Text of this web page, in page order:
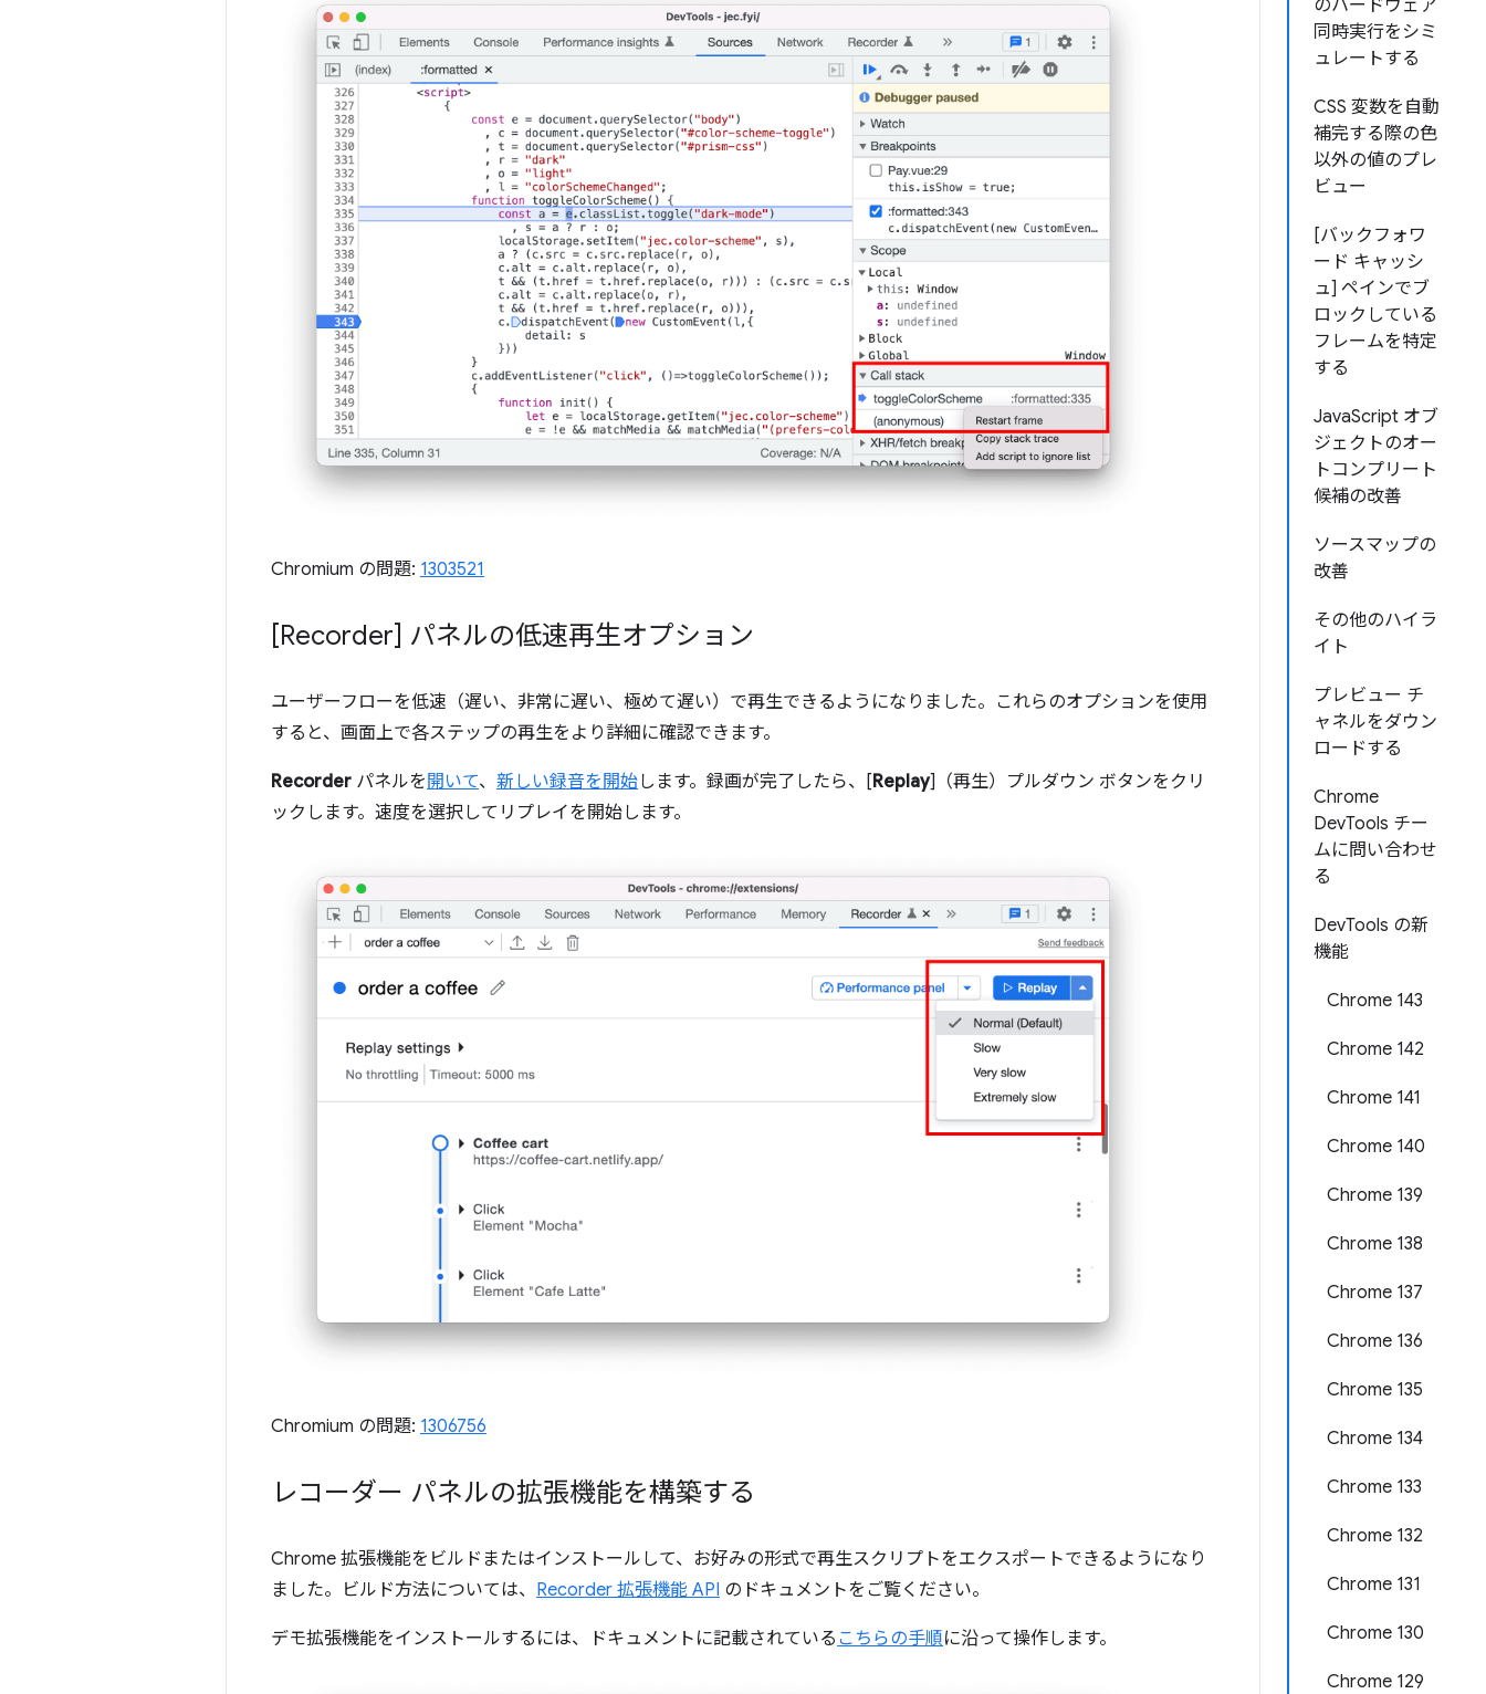
のハードウェア
同時実行をシミ
ュレートする
CSS 変数を自動
補完する際の色
以外の値のプレ
ビュー
[バックフォワ
ード キャッシ
ュ] ペインでブ
ロックしている
フレームを特定
する
JavaScript オブ
ジェクトのオー
トコンプリート
候補の改善
ソースマップの
改善
その他のハイラ
イト
プレビュー チ
ャネルをダウン
ロードする
Chrome
DevTools チー
ムに問い合わせ
る
DevTools の新
機能
Chrome 143
Chrome 142
Chrome 141
Chrome 140
Chrome 139
Chrome 138
Chrome 137
Chrome 136
Chrome 135
Chrome 134
Chrome 133
Chrome 132
Chrome 131
Chrome 130
Chrome 129
Chromium の問題: 1303521
[Recorder] パネルの低速再生オプション
ユーザーフローを低速（遅い、非常に遅い、極めて遅い）で再生できるようになりました。これらのオプションを使用
すると、画面上で各ステップの再生をより詳細に確認できます。
Recorder パネルを 開いて、 新しい録音を開始します。録画が完了したら、[Replay]（再生）プルダウン ボタンをクリ
ックします。速度を選択してリプレイを開始します。
Chromium の問題: 1306756
レコーダー パネルの拡張機能を構築する
Chrome 拡張機能をビルドまたはインストールして、お好みの形式で再生スクリプトをエクスポートできるようになり
ました。ビルド方法については、 Recorder 拡張機能 API のドキュメントをご覧ください。
デモ拡張機能をインストールするには、ドキュメントに記載されている こちらの手順に沿って操作します。